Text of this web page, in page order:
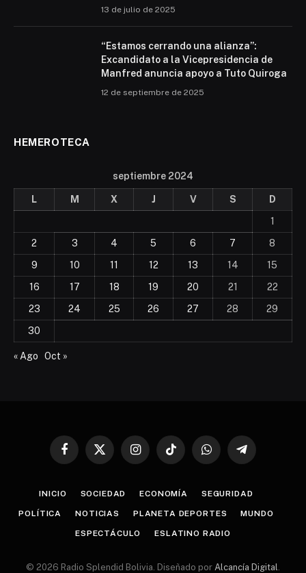
13 de julio de 2025
“Estamos cerrando una alianza”:
Excandidato a la Vicepresidencia de
Manfred anuncia apoyo a Tuto Quiroga
12 de septiembre de 2025
HEMEROTECA
septiembre 2024
L M X J V S
D
1
2
3 4 5 6 7
8
9
10 11 12 13 14
15
16
17 18 19 20 21
22
23
24 25 26 27 28
29
30
« Ago Oct »
Facebook
X
InstagramTikTok WhatsAppTelegram
INICIO SOCIEDAD ECONOMÍA SEGURIDAD
POLÍTICA NOTICIAS PLANETA DEPORTES MUNDO
ESPECTÁCULO ESLATINO RADIO
© 2026 Radio Splendid Bolivia. Diseñado por Alcancía Digital